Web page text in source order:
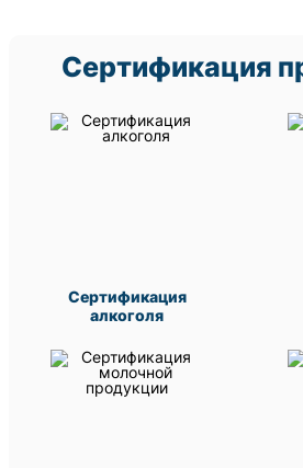
Сертификация
Сертификация
алкоголя